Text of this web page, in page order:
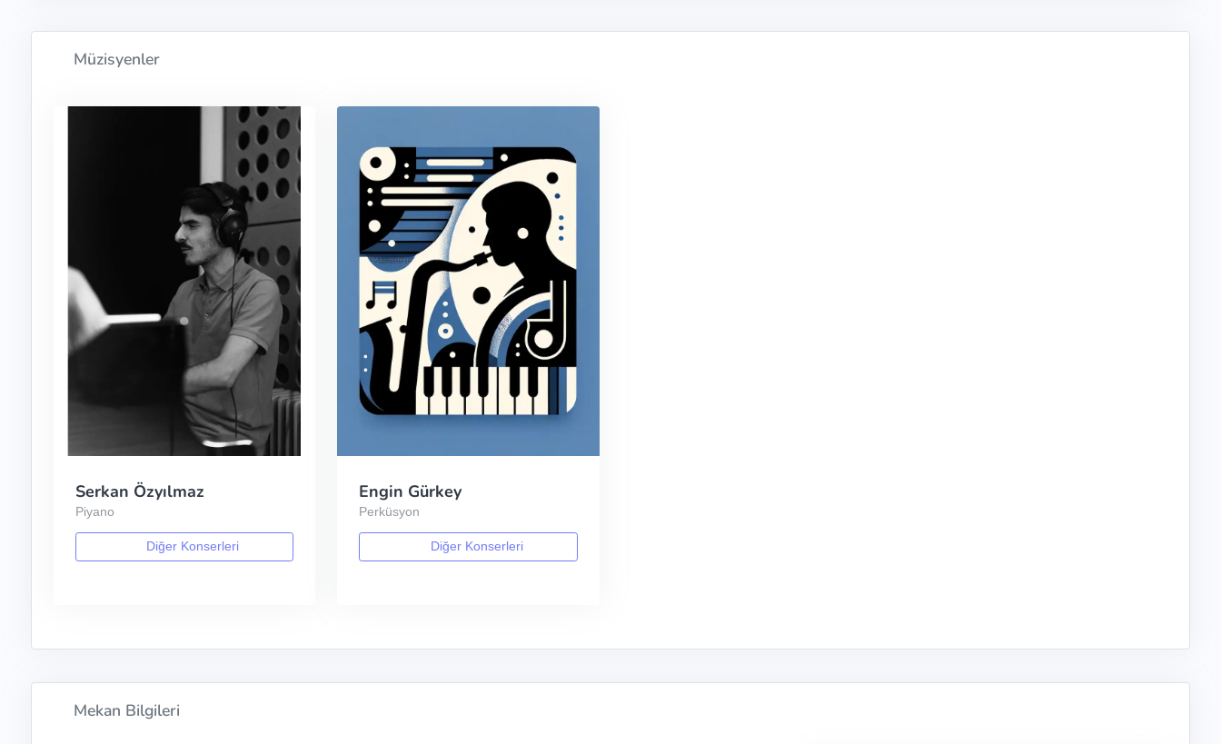
Müzisyenler
Serkan Özyılmaz
Piyano
Diğer Konserleri
Engin Gürkey
Perküsyon
Diğer Konserleri
Mekan Bilgileri